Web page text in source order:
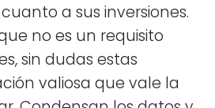
a sus inversiones.
no es un requisito
sin dudas estas
valiosa que vale la